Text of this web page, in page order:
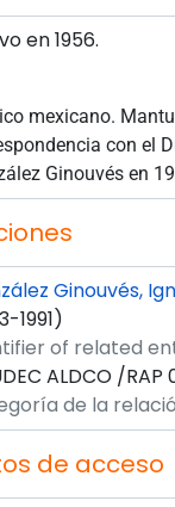
en 1956.
mexicano.
con el
Ginouvés en
Ginouvés,
1991)
of related
ALDCO /
de la
de acceso